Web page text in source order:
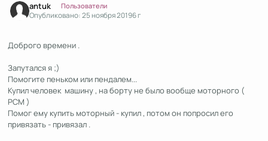
antuk Пользователи
Опубликовано:25 ноября 20196 г
Доброго времени .
Запутался я ;)
Помогите пеньком или пендалем...
Купил человек машину , на борту не было вообще моторного (
PCM )
Помог ему купить моторный - купил , потом он попросил его
привязать - привязал .